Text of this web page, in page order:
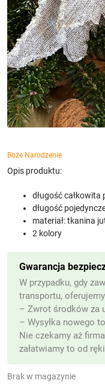
Boże Narodzenie
Opis produktu:
długość całkowita
długość
materiał: tkanina
2 kolory
Brak w magazynie
Gwarancja
W przypadku, gdy
transportu,
– Zwrot środków za
– Wysyłka nowego
Nie czekamy aż
załatwiamy to od